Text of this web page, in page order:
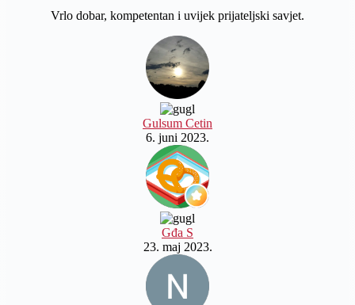
Vrlo dobar, kompetentan i uvijek prijateljski savjet.
Gulsum Cetin
6. juni 2023.
Gđa S
23. maj 2023.